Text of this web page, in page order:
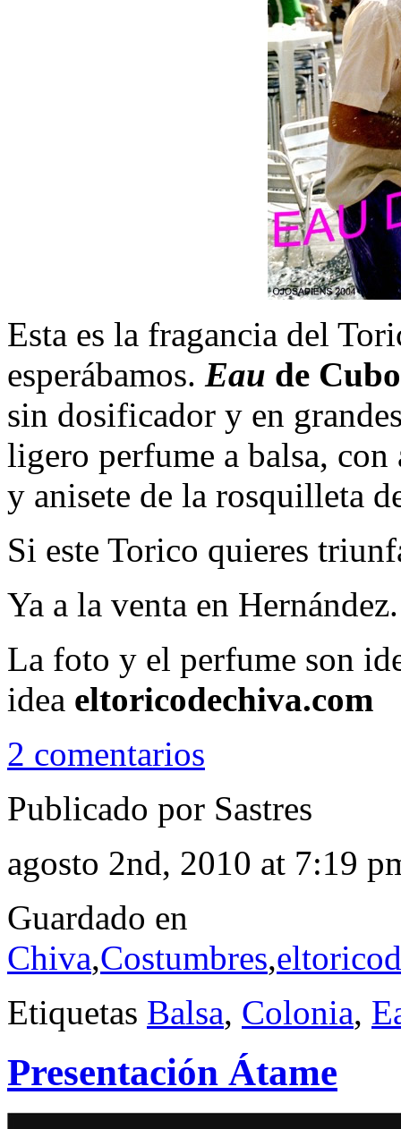
Esta es la fragancia del
esperábamos. Eau de Cubo
sin dosificador y en
ligero perfume a balsa,
y anisete de la rosquilleta
Si este Torico quieres
Ya a la venta en Hernández.
La foto y el perfume son
idea eltoricodechiva.com
2 comentarios
Publicado por Sastres
agosto 2nd, 2010 at 7:19
Guardado en
Chiva,Costumbres,
Etiquetas Balsa, Colonia,
Presentación Átame